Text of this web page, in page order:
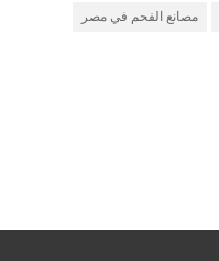
مصانع الفحم في مصر